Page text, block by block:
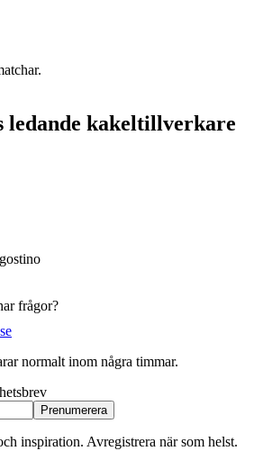
ledande kakeltillverkare
frågor?
normalt inom några timmar.
Prenumerera
inspiration. Avregistrera när som helst.